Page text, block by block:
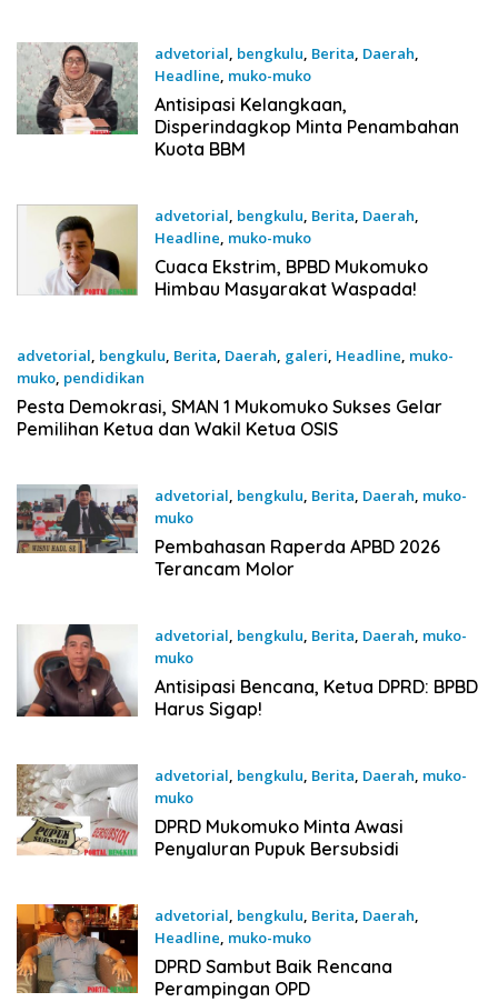
advetorial, bengkulu, Berita, Daerah,
Headline, muko-muko
18 November 2025
Antisipasi Kelangkaan,
Disperindagkop Minta Penambahan
Kuota BBM
advetorial, bengkulu, Berita, Daerah,
Headline, muko-muko
18 November 2025
Cuaca Ekstrim, BPBD Mukomuko
Himbau Masyarakat Waspada!
advetorial, bengkulu, Berita, Daerah, galeri, Headline, muko-
muko, pendidikan
20 Oktober 2025
Pesta Demokrasi, SMAN 1 Mukomuko Sukses Gelar
Pemilihan Ketua dan Wakil Ketua OSIS
advetorial, bengkulu, Berita, Daerah, muko-
muko
6 Oktober 2025
Pembahasan Raperda APBD 2026
Terancam Molor
advetorial, bengkulu, Berita, Daerah, muko-
muko
20 September 2025
Antisipasi Bencana, Ketua DPRD: BPBD
Harus Sigap!
advetorial, bengkulu, Berita, Daerah, muko-
muko
20 September 2025
DPRD Mukomuko Minta Awasi
Penyaluran Pupuk Bersubsidi
advetorial, bengkulu, Berita, Daerah,
Headline, muko-muko
20 September 2025
DPRD Sambut Baik Rencana
Perampingan OPD